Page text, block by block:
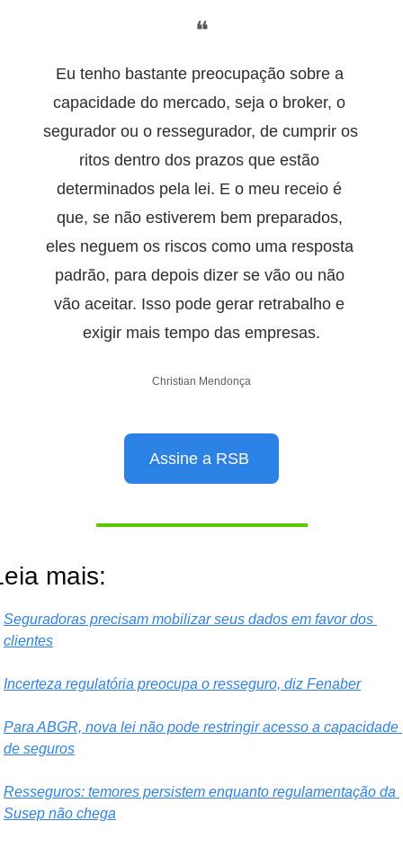
❝
Eu tenho bastante preocupação sobre a
capacidade do mercado, seja o broker, o
segurador ou o ressegurador, de cumprir os
ritos dentro dos prazos que estão
determinados pela lei. E o meu receio é
que, se não estiverem bem preparados,
eles neguem os riscos como uma resposta
padrão, para depois dizer se vão ou não
vão aceitar. Isso pode gerar retrabalho e
exigir mais tempo das empresas.
Christian Mendonça
Assine a RSB
mais:
Seguradoras precisam mobilizar seus dados em favor dos
clientes
Incerteza regulatória preocupa o resseguro, diz Fenaber
Para ABGR, nova lei não pode restringir acesso a capacidade
de seguros
Resseguros: temores persistem enquanto regulamentação da
Susep não chega